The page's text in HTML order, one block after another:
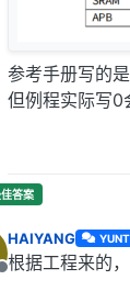
参考手册写的
但例程实际写
离线
HAIYANG
根据工程来的